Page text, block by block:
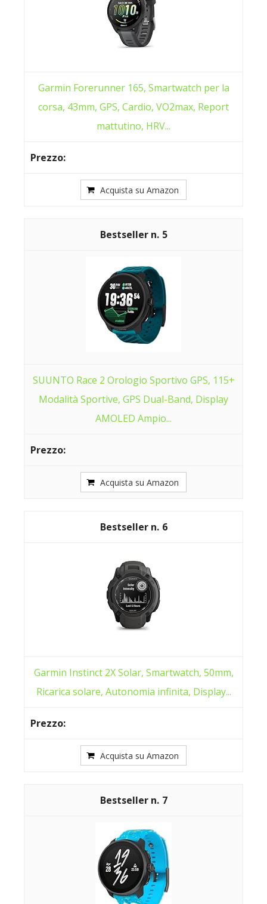
Garmin Forerunner 165, Smartwatch per la
corsa, 43mm, GPS, Cardio, VO2max, Report
mattutino, HRV...
Acquista su Amazon
5
SUUNTO Race 2 Orologio Sportivo GPS, 115+
Modalità Sportive, GPS Dual-Band, Display
AMOLED Ampio...
Acquista su Amazon
6
Garmin Instinct 2X Solar, Smartwatch, 50mm,
Ricarica solare, Autonomia infinita, Display...
Acquista su Amazon
7